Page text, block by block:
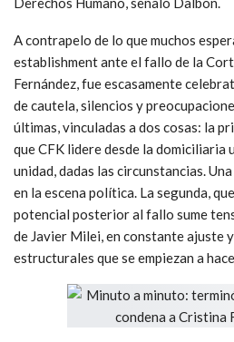
A contrapelo de lo que muchos
establishment ante el fallo de la
Fernández, fue escasamente
de cautela, silencios y
últimas, vinculadas a dos cosas: la
que CFK lidere desde la domiciliaria
unidad, dadas las circunstancias.
en la escena política. La segunda,
potencial posterior al fallo sume
de Javier Milei, en constante ajuste
estructurales que se empiezan a